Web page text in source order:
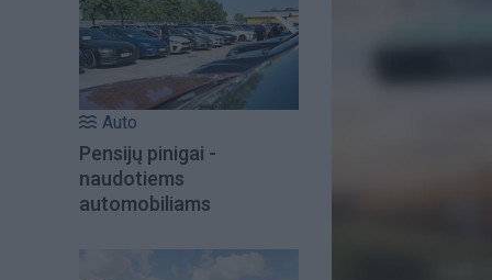
Auto
Pensijų pinigai -
naudotiems
automobiliams